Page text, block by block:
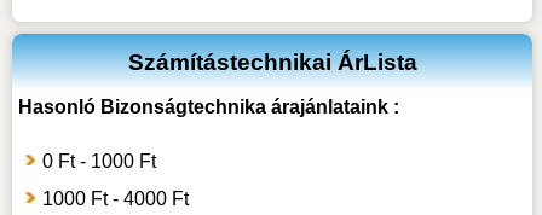
Számítástechnikai ÁrLista
Hasonló Bizonságtechnikaárajánlataink :
0 Ft - 1000 Ft
1000 Ft - 4000 Ft